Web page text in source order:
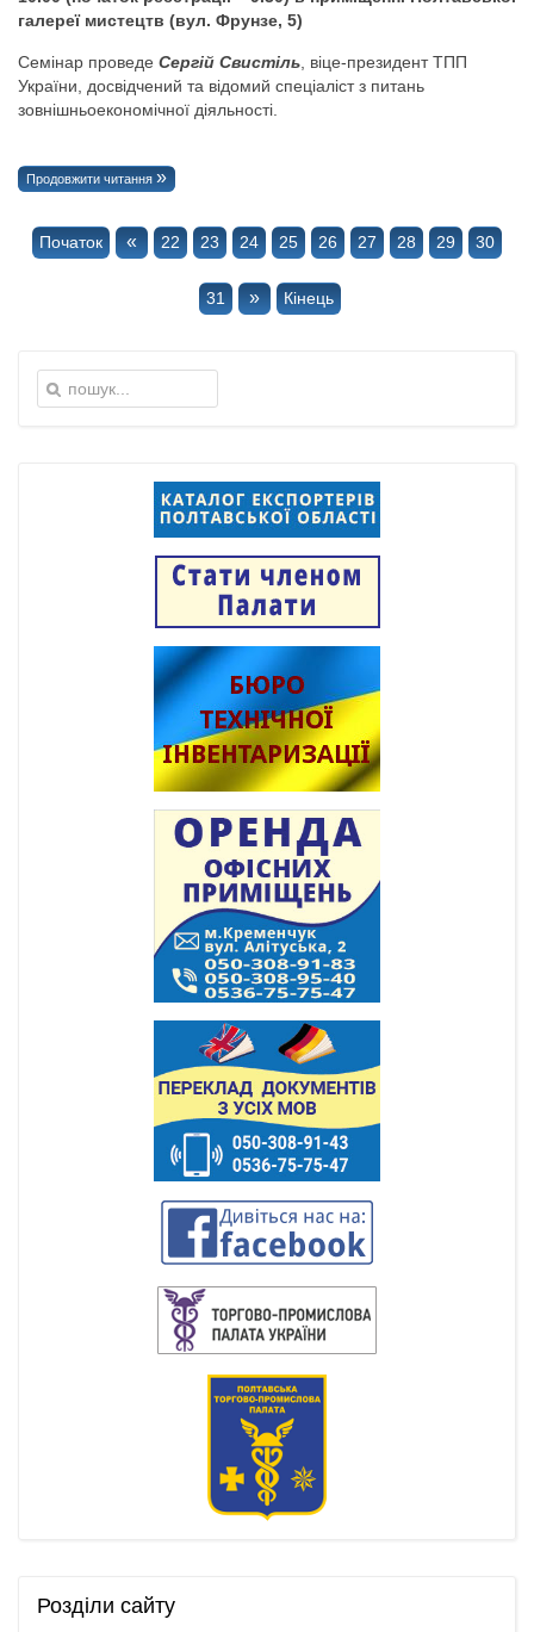
галереї мистецтв (вул. Фрунзе, 5)
Семінар проведе Сергій Свистіль, віце-президент ТПП
України, досвідчений та відомий спеціаліст з питань
зовнішньоекономічної діяльності.
Продовжити читання
Початок « 22 23 24 25 26 27 28 29 30
31 » Кінець
Розділи сайту